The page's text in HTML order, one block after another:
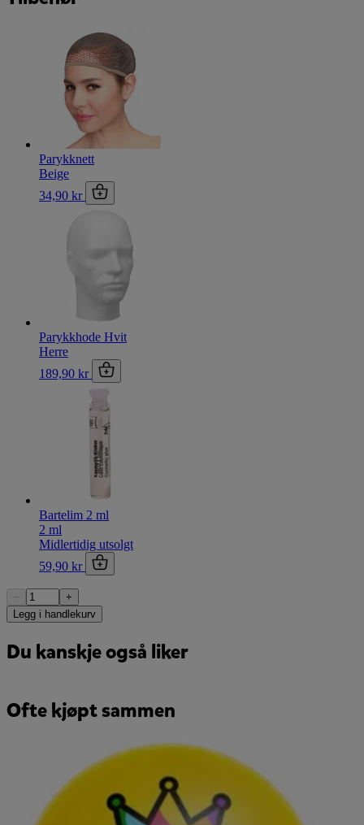
Parykknett
Beige
34,90 kr
Parykkhode Hvit
Herre
189,90 kr
Bartelim 2 ml
2 ml
Midlertidig utsolgt
59,90 kr
−
+
Legg i handlekurv
Du kanskje også liker
Ofte kjøpt sammen